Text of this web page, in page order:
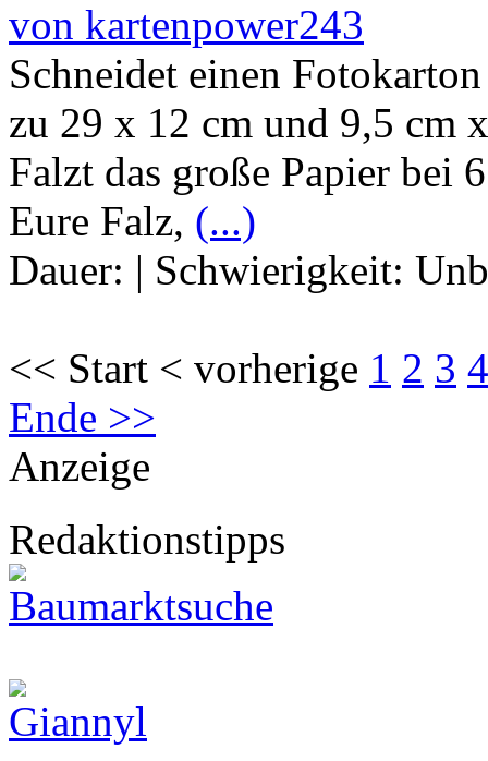
von kartenpower243
Schneidet einen
zu 29 x 12 cm und 9,5 cm
Falzt das große Papier bei
Eure Falz, (...)
Dauer: | Schwierigkeit:
<< Start < vorherige 1 2 3 4
Ende >>
Anzeige
Redaktionstipps